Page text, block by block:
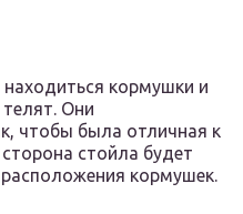
находиться кормушки и
Они
чтобы была отличная к
стойла будет
кормушек.